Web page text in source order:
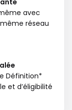
avec
réseau
Définition*
et d’éligibilité